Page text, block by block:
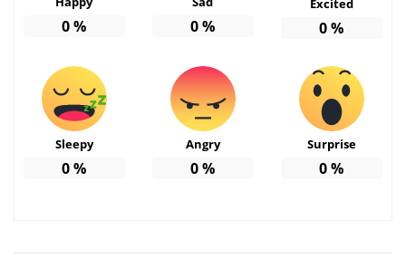
0% 0%
Excited
0%
Sleepy
0%
Angry
0%
Surprise
0%